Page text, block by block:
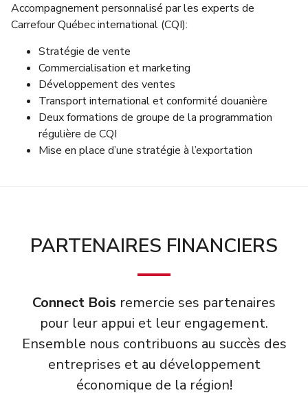
Accompagnement personnalisé par les experts de
Carrefour Québec international (CQI):
Stratégie de vente
Commercialisation et marketing
Développement des ventes
Transport international et conformité douanière
Deux formations de groupe de la programmation
régulière de CQI
Mise en place d’une stratégie à l’exportation
PARTENAIRES FINANCIERS
Connect Bois remercie ses partenaires
pour leur appui et leur engagement.
Ensemble nous contribuons au succès des
entreprises et au développement
économique de la région!